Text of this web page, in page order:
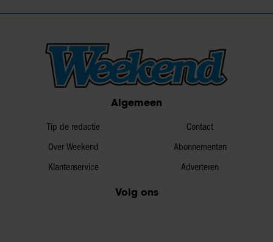
Algemeen
Tip de redactie
Over Weekend
Klantenservice
Contact
Abonnementen
Adverteren
Volg ons